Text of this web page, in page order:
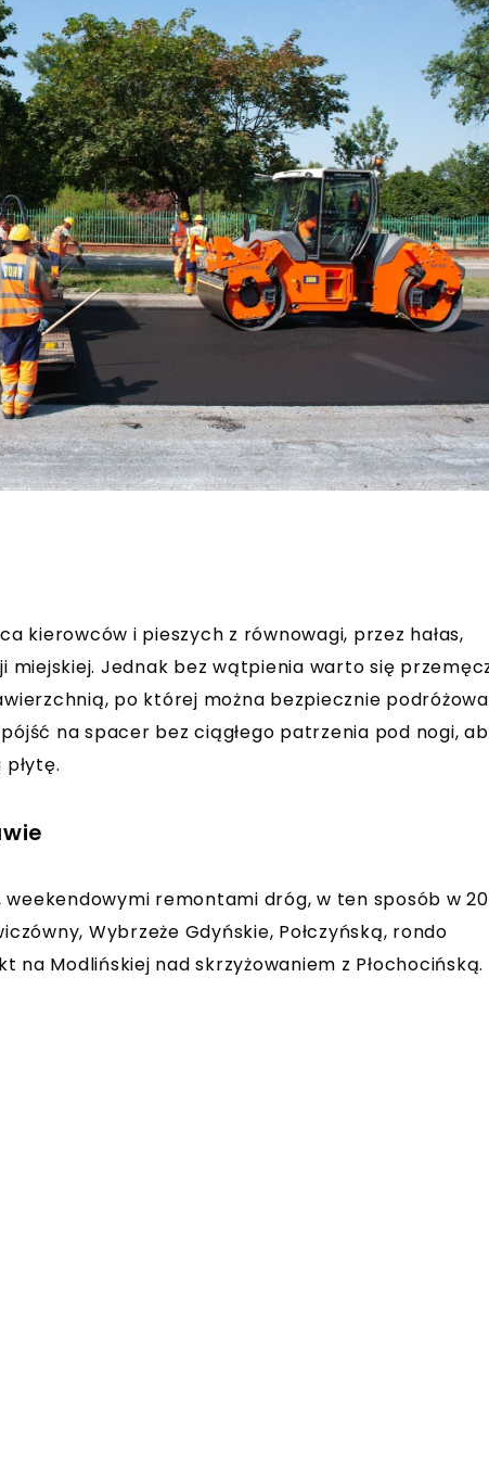
kierowców i pieszych z równowagi, przez hałas,
miejskiej. Jednak bez wątpienia warto się
po której można bezpiecznie
na spacer bez ciągłego patrzenia pod nogi,
weekendowymi remontami dróg, w ten sposób w
Wybrzeże Gdyńskie, Połczyńską, rondo
na Modlińskiej nad skrzyżowaniem z Płochocińską.